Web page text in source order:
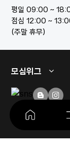
평일 09:00 ~
점심 12:00 ~
주말 휴무
모심위그
이용약관 개인정보처